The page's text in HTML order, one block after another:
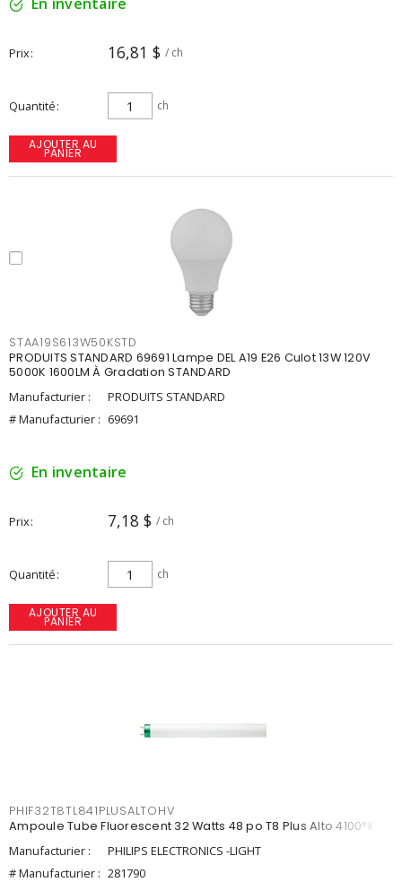
Prix 16,81 $ / ch
Quantité ch
AJOUTER AU
PANIER
STAA19S613W50KSTD
PRODUITS STANDARD 69691 Lampe DEL A19 E26 Culot 13W 120V
5000K 1600LM À Gradation STANDARD
Manufacturier :
PRODUITS STANDARD
# Manufacturier : 69691
En inventaire
Prix 7,18 $ / ch
Quantité ch
AJOUTER AU
PANIER
PHIF32T8TL841PLUSALTOHV
Ampoule Tube Fluorescent 32 Watts 48 po T8 Plus Alto 4100°K
Manufacturier :
PHILIPS ELECTRONICS -LIGHT
# Manufacturier : 281790